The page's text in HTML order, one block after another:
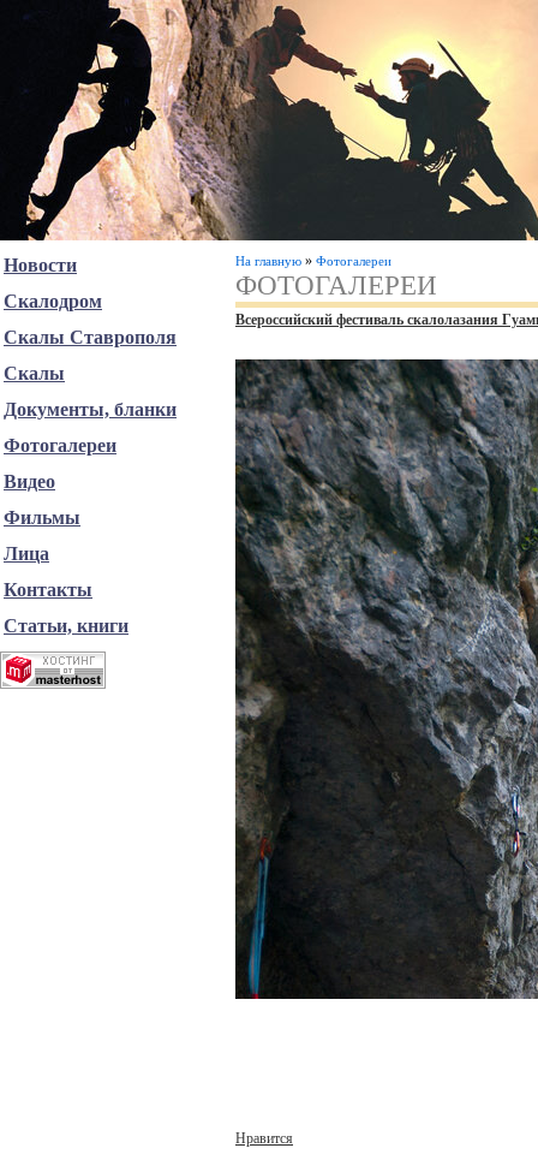
На главную » Фотогалереи
ФОТОГАЛЕРЕИ
Всероссийский фестиваль скалолазания
Нравится
Новости
Скалодром
Скалы Ставрополя
Скалы
Документы, бланки
Фотогалереи
Видео
Фильмы
Лица
Контакты
Статьи, книги